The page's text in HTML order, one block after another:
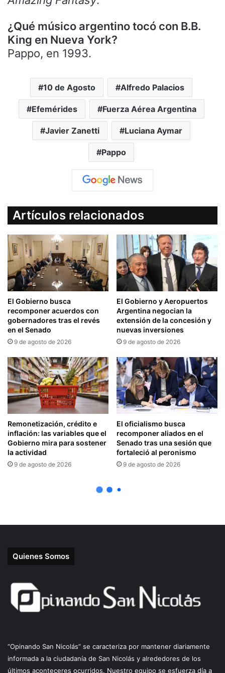
Quienes Somos
“Opinando San Nicolás” se caracteriza por mantener diariamente
informada a la ciudadanía de San Nicolás y alrededores de los
últimos aconteceres ocurridos. Nuestro equipo se esfuerza día a